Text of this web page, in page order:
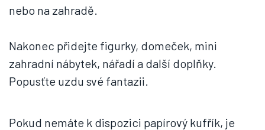
nebo na zahradě.
Nakonec přidejte figurky, domeček, mini
zahradní nábytek, nářadí a další doplňky.
Popusťte uzdu své fantazii.
Pokud nemáte k dispozici papírový kufřík, je